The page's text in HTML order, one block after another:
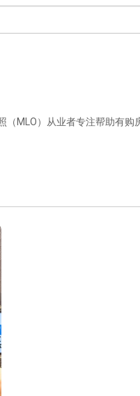
（MLO）从业者专注帮助有购